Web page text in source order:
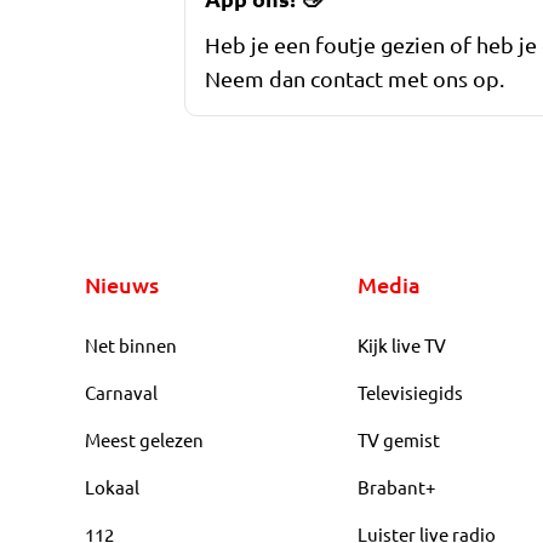
Heb je een foutje gezien of heb
Neem dan contact met ons op.
Nieuws
Net binnen
Carnaval
Meest gelezen
Lokaal
112
Media
Kijk live TV
Televisiegids
TV gemist
Brabant+
Luister live radio